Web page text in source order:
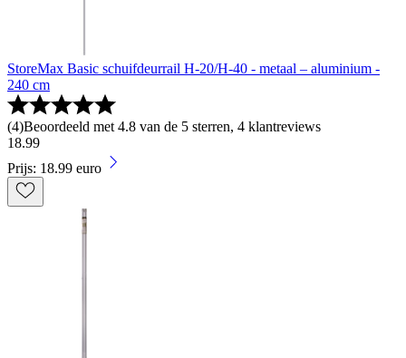
StoreMax Basic schuifdeurrail H-20/H-40 - metaal – aluminium -
240 cm
(4)Beoordeeld met 4.8 van de 5 sterren, 4 klantreviews
18.99
Prijs: 18.99 euro